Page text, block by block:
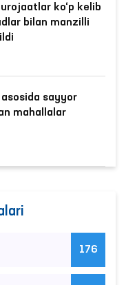
ko‘p kelib
bilan manzilli
sayyor
mahallalar
176